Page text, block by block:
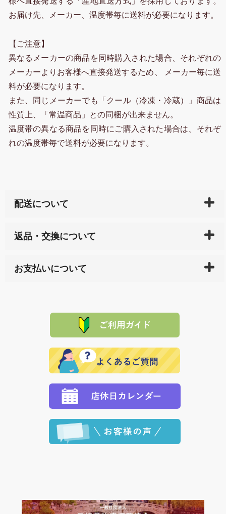
お届け先、メーカー、温度帯毎に送料が必要になります。
【ご注意】
異なるメーカーの商品を同時購入された場合、それぞれの
メーカーよりお客様へ直接発送するため、 メーカー毎に送
料が必要になります。
また、同じメーカーでも「クール（冷凍・冷蔵）」商品は
性質上、「常温商品」との同梱が出来ません。
温度帯の異なる商品を同時にご購入された場合は、それぞ
れの温度帯毎で送料が必要になります。
配送について
天ペイ」の方はご注文受付後）、 長崎県下全域に点在
サイト内で購入された商品の送料は、こちらの
全国送
れの生産メーカーからお客様の元へ直送いたしますの
で、 それぞれ個別に送料が必要になります。
返品・交換について
または配送途中の 事故などで不都合が生じている場合
品代金を返金いたします。）
その際は誠に申し訳ありませんが、当協会までご注文
願いいたします。
お支払いについて
た場合、お客様からの ご入金を確認した後で、商品を
※「クレジットカード」「PayPay」「楽天ペイ」を指
定された場合は、準備出来次第の便にてお送りいたし
ます。 （到着日指定をされている場合は、ご指定の日
程に合わせてお届けいたします。）